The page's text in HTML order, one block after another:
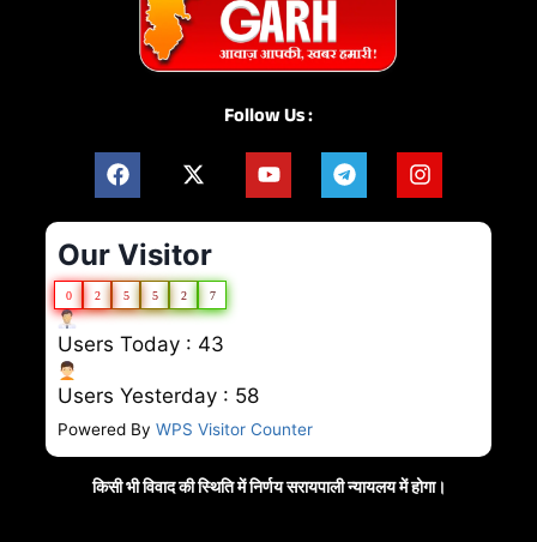
Follow Us :
Our Visitor
0 2 5 5 2 7
Users Today : 43
Users Yesterday : 58
Powered By WPS Visitor Counter
किसी भी विवाद की स्थिति में निर्णय सरायपाली न्यायलय में होगा।